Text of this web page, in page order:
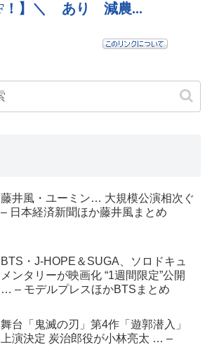
藤井風・ユーミン… 大規模公演相次ぐ
– 日本経済新聞ほか藤井風まとめ
BTS・J-HOPE＆SUGA、ソロドキュ
メンタリーが映画化 “1週間限定”公開
… – モデルプレスほかBTSまとめ
舞台「鬼滅の刃」第4作「遊郭潜入」
上演決定 炭治郎役が小林亮太 … –